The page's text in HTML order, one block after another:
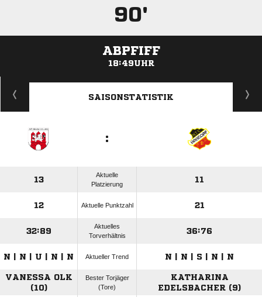
90'
ABPFIFF
18:49UHR
ANZEIGE
SAISONSTATISTIK
:
13
Aktuelle
Platzierung
11
12 Aktuelle Punktzahl 21
32:89
Aktuelles
Torverhältnis
36:76
N | N | U | N | N Aktueller Trend N | N | S | N | N
VANESSA OLK
(10)
Bester Torjäger
(Tore)
KATHARINA
EDELSBACHER (9)